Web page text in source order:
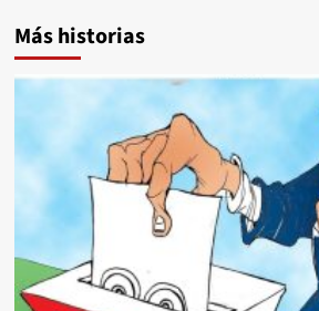
Más historias